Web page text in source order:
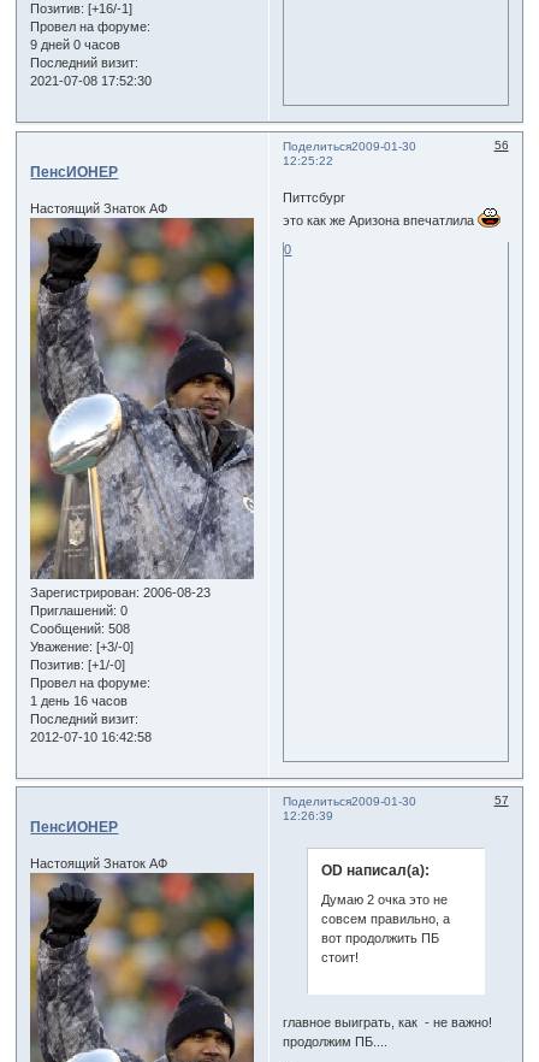
Позитив: [+16/-1]
Провел на форуме:
9 дней 0 часов
Последний визит:
2021-07-08 17:52:30
Поделиться 56
2009-01-30
12:25:22
ПенсИОНЕР
Настоящий Знаток АФ
Зарегистрирован: 2006-08-23
Приглашений: 0
Сообщений: 508
Уважение: [+3/-0]
Позитив: [+1/-0]
Провел на форуме:
1 день 16 часов
Последний визит:
2012-07-10 16:42:58
Питтсбург
это как же Аризона впечатлила
0
Поделиться 57
2009-01-30
12:26:39
ПенсИОНЕР
Настоящий Знаток АФ OD написал(а):
Думаю 2 очка это не
совсем правильно, а
вот продолжить ПБ
стоит!
главное выиграть, как - не важно!
продолжим ПБ....